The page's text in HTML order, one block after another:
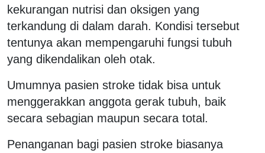
kekurangan nutrisi dan oksigen yang
terkandung di dalam darah. Kondisi tersebut
tentunya akan mempengaruhi fungsi tubuh
yang dikendalikan oleh otak.
Umumnya pasien stroke tidak bisa untuk
menggerakkan anggota gerak tubuh, baik
secara sebagian maupun secara total.
Penanganan bagi pasien stroke biasanya